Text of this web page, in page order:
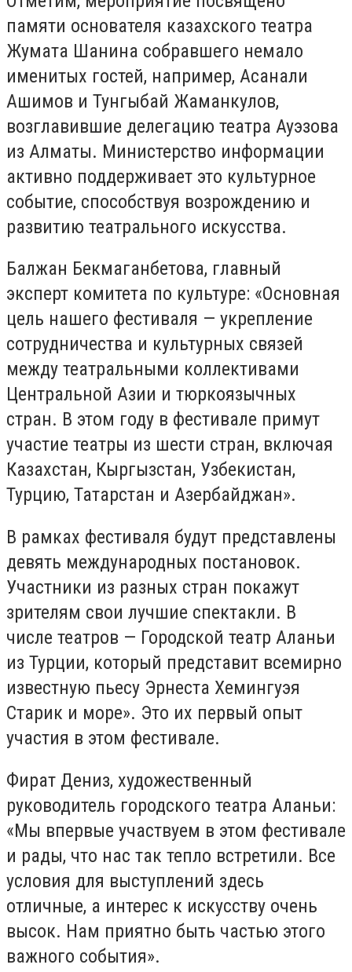
памяти основателя казахского театра
Жумата Шанина собравшего немало
именитых гостей, например, Асанали
Ашимов и Тунгыбай Жаманкулов,
возглавившие делегацию театра Ауэзова
из Алматы. Министерство информации
активно поддерживает это культурное
событие, способствуя возрождению и
развитию театрального искусства.
Балжан Бекмаганбетова, главный
эксперт комитета по культуре: «Основная
цель нашего фестиваля — укрепление
сотрудничества и культурных связей
между театральными коллективами
Центральной Азии и тюркоязычных
стран. В этом году в фестивале примут
участие театры из шести стран, включая
Казахстан, Кыргызстан, Узбекистан,
Турцию, Татарстан и Азербайджан».
В рамках фестиваля будут представлены
девять международных постановок.
Участники из разных стран покажут
зрителям свои лучшие спектакли. В
числе театров — Городской театр Аланьи
из Турции, который представит всемирно
известную пьесу Эрнеста Хемингуэя
Старик и море». Это их первый опыт
участия в этом фестивале.
Фират Дениз, художественный
руководитель городского театра Аланьи:
«Мы впервые участвуем в этом фестивале
и рады, что нас так тепло встретили. Все
условия для выступлений здесь
отличные, а интерес к искусству очень
высок. Нам приятно быть частью этого
важного события».